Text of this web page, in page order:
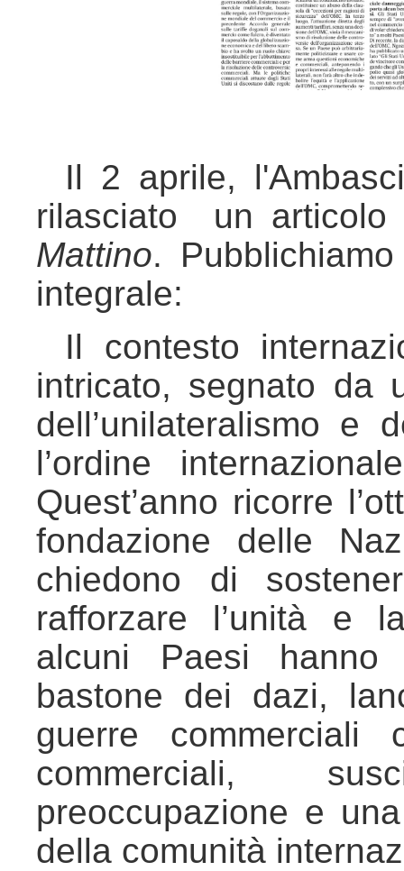
Il 2 aprile,
rilasciato un
Mattino.
integrale:
Il contesto
intricato, segnato da
dell’unilateralismo e
l’ordine
Quest’anno ricorre
fondazione delle
chiedono di
rafforzare l’unità e
alcuni Paesi hanno
bastone dei dazi,
guerre commerciali
commerciali,
preoccupazione e
della comunità